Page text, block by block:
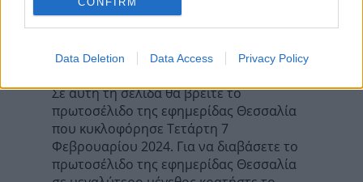
Data Deletion Data Access Privacy Policy
Τα σχόλια έχουν απενεργοποιηθεί για
όλους προσωρινά!
Σε αυτή τη σελίδα θα βρείτε το
πρωτοσέλιδο της εφημερίδας Θεσσαλία
που κυκλοφόρησε Τετάρτη 7
Φεβρουαρίου 2024. Για να διαβάσετε το
πρωτοσέλιδο της εφημερίδας Θεσσαλία